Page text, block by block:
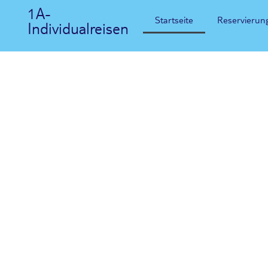
1A-
Individualreisen Startseite